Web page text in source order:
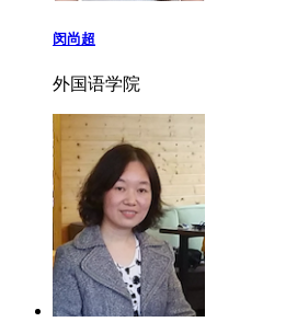
闵尚超
外国语学院